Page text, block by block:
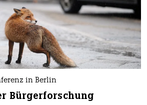
in Berlin
Bürgerforschung